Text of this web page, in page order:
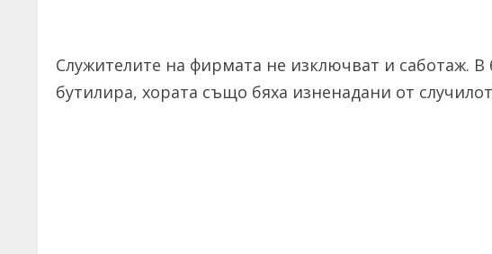
Служителите на фирмата не изключват и саботаж. В
бутилира, хората също бяха изненадани от